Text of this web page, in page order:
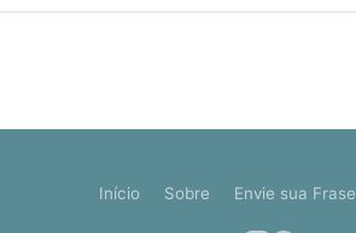
Início Sobre Envie sua Frase